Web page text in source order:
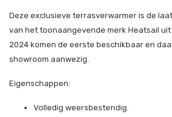
Deze exclusieve terrasverwarmer is de
van het toonaangevende merk Heatsail uit
2024 komen de eerste beschikbaar en
showroom aanwezig.
Eigenschappen:
Volledig weersbestendig.